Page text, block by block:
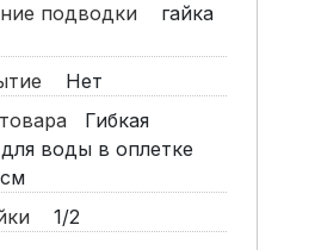
подводки
гайка
Нет
Гибкая
воды в оплетке
1/2